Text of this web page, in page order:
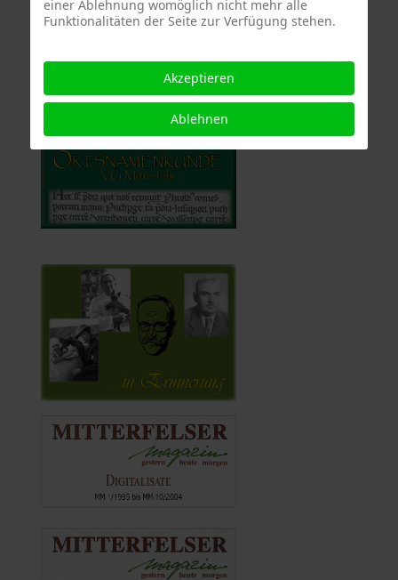
einer Ablehnung womöglich nicht mehr alle
Funktionalitäten der Seite zur Verfügung stehen.
Akzeptieren
Ablehnen